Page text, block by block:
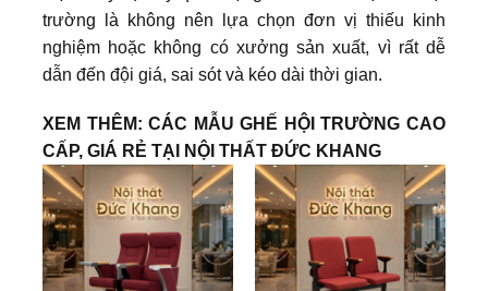
trường là không nên lựa chọn đơn vị thiếu kinh
nghiệm hoặc không có xưởng sản xuất, vì rất dễ
dẫn đến đội giá, sai sót và kéo dài thời gian.
XEM THÊM: CÁC MẪU GHẾ HỘI TRƯỜNG CAO
CẤP, GIÁ RẺ TẠI NỘI THẤT ĐỨC KHANG